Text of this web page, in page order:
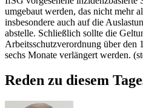
umgebaut werden, das nicht mehr
insbesondere auch auf die
abstelle. Schließlich sollte die
Arbeitsschutzverordnung über den
sechs Monate verlängert werden.
Reden zu diesem